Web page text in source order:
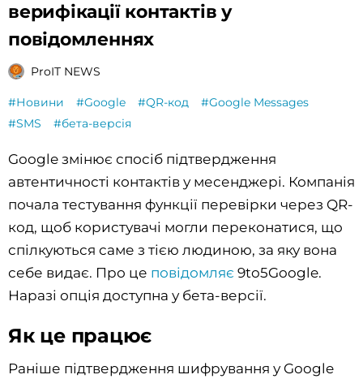
верифікації контактів у
повідомленнях
ProIT NEWS
#Новини #Google #QR-код
#Google Messages
#SMS
#бета-версія
Google змінює спосіб підтвердження
автентичності контактів у месенджері. Компанія
почала тестування функції перевірки через QR-
код, щоб користувачі могли переконатися, що
спілкуються саме з тією людиною, за яку вона
себе видає. Про це повідомляє 9to5Google.
Наразі опція доступна у бета-версії.
Як це працює
Раніше підтвердження шифрування у Google